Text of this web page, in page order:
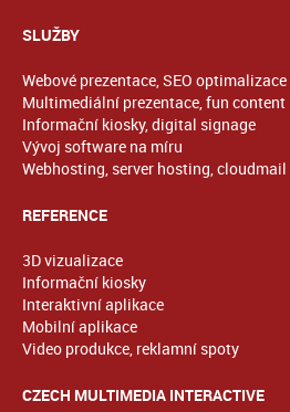
SLUŽBY
Webové prezentace, SEO optimalizace
Multimediální prezentace, fun content
Informační kiosky, digital signage
Vývoj software na míru
Webhosting, server hosting, cloudmail
REFERENCE
3D vizualizace
Informační kiosky
Interaktivní aplikace
Mobilní aplikace
Video produkce, reklamní spoty
CZECH MULTIMEDIA INTERACTIVE